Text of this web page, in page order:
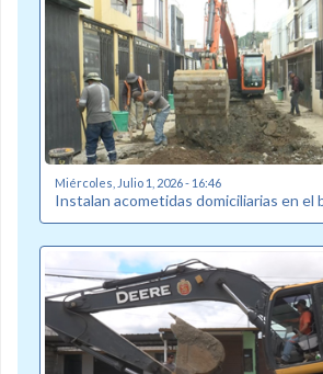
Miércoles, Julio 1, 2026 - 16:46
Instalan acometidas domiciliarias en el